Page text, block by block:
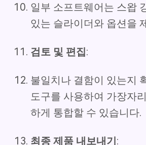
일부 소프트웨어는 스왑
있는 슬라이더와 옵션을
검토 및 편집:
불일치나 결함이 있는지
도구를 사용하여 가장자
하게 통합할 수 있습니다.
최종 제품 내보내기: